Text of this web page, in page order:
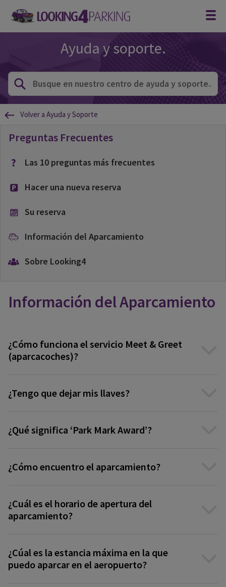
Ayuda y soporte.
Volver a Ayuda y Soporte
Preguntas Frecuentes
Las 10 preguntas más frecuentes
Hacer una nueva reserva
Su reserva
Información del Aparcamiento
Sobre Looking4
Información del Aparcamiento
¿Cómo funciona el servicio Meet & Greet
(aparcacoches)?
¿Tengo que dejar mis llaves?
¿Qué significa ‘Park Mark Award’?
¿Cómo encuentro el aparcamiento?
¿Cuál es el horario de apertura del
aparcamiento?
¿Cúal es la estancia máxima en la que
puedo aparcar en el aeropuerto?